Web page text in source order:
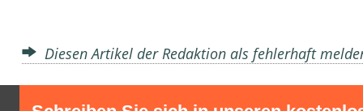
Diesen Artikel der Redaktion als fehlerhaft